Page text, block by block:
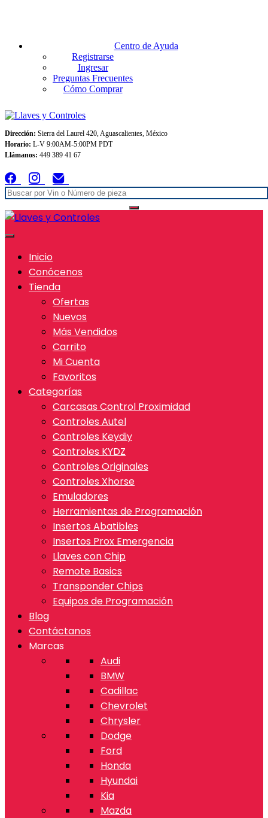
Centro de Ayuda
Registrarse
Ingresar
Preguntas Frecuentes
Cómo Comprar
Dirección: Sierra del Laurel 420, Aguascalientes, México
Horario: L-V 9:00AM-5:00PM PDT
Llámanos: 449 389 41 67
Inicio
Conócenos
Tienda
Ofertas
Nuevos
Más Vendidos
Carrito
Mi Cuenta
Favoritos
Categorías
Carcasas Control Proximidad
Controles Autel
Controles Keydiy
Controles KYDZ
Controles Originales
Controles Xhorse
Emuladores
Herramientas de Programación
Insertos Abatibles
Insertos Prox Emergencia
Llaves con Chip
Remote Basics
Transponder Chips
Equipos de Programación
Blog
Contáctanos
Marcas
Audi
BMW
Cadillac
Chevrolet
Chrysler
Dodge
Ford
Honda
Hyundai
Kia
Mazda